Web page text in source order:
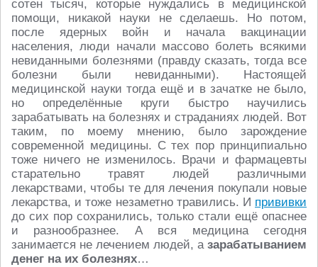
сотен тысяч, которые нуждались в медицинской
помощи, никакой науки не сделаешь. Но потом,
после ядерных войн и начала вакцинации
населения, люди начали массово болеть всякими
невиданными болезнями (правду сказать, тогда все
болезни были невиданными). Настоящей
медицинской науки тогда ещё и в зачатке не было,
но определённые круги быстро научились
зарабатывать на болезнях и страданиях людей. Вот
таким, по моему мнению, было зарождение
современной медицины. С тех пор принципиально
тоже ничего не изменилось. Врачи и фармацевты
старательно травят людей различными
лекарствами, чтобы те для лечения покупали новые
лекарства, и тоже незаметно травились. И прививки
до сих пор сохранились, только стали ещё опаснее
и разнообразнее. А вся медицина сегодня
занимается не лечением людей, а зарабатыванием
денег на их болезнях…